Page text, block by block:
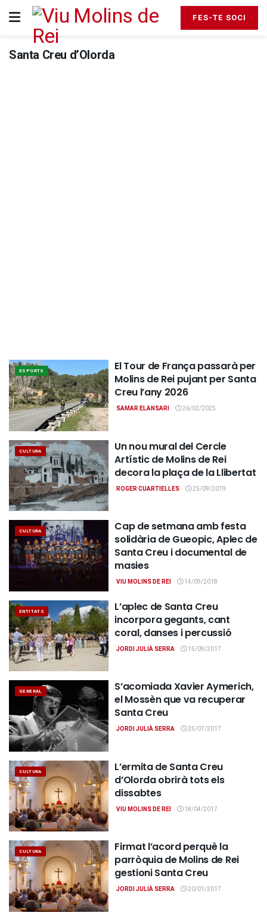
FES-TE SOCI
Santa Creu d’Olorda
ESPORTS
El Tour de França passarà per
Molins de Rei pujant per Santa
Creu l’any 2026
SAMAR ELANSARI 26/02/2025
CULTURA
Un nou mural del Cercle
Artístic de Molins de Rei
decora la plaça de la Llibertat
ROGER CUARTIELLES 25/09/2019
CULTURA
Cap de setmana amb festa
solidària de Gueopic, Aplec de
Santa Creu i documental de
masies
VIU MOLINS DE REI 14/09/2018
ENTITATS
L’aplec de Santa Creu
incorpora gegants, cant
coral, danses i percussió
JORDI JULIÀ SERRA 15/09/2017
GENERAL
S’acomiada Xavier Aymerich,
el Mossèn que va recuperar
Santa Creu
JORDI JULIÀ SERRA 25/07/2017
CULTURA
L’ermita de Santa Creu
d’Olorda obrirà tots els
dissabtes
VIU MOLINS DE REI 18/04/2017
CULTURA
Firmat l’acord perquè la
parròquia de Molins de Rei
gestioni Santa Creu
JORDI JULIÀ SERRA 20/01/2017